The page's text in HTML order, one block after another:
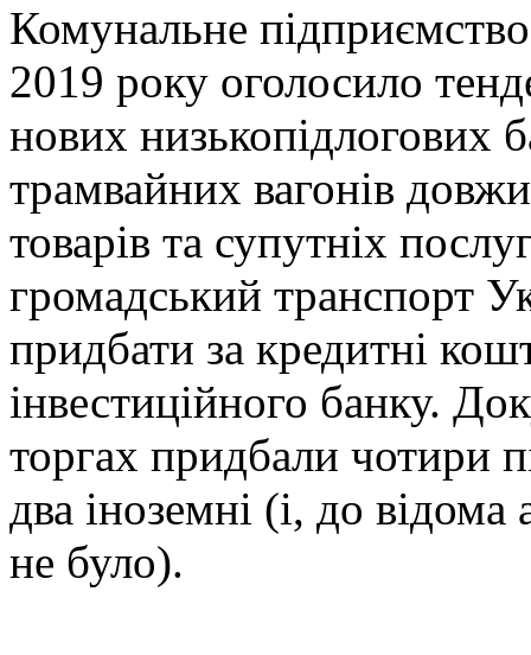
Комунальне
2019 року оголосило
нових низькопідлогових
трамвайних вагонів
товарів та супутніх
громадський транспорт
придбати за кредитні
інвестиційного банку.
торгах придбали чотири
два іноземні (і, до
не було).